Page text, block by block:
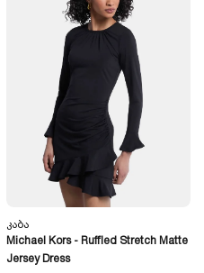
Კაბა
Michael Kors - Ruffled Stretch Matte
Jersey Dress